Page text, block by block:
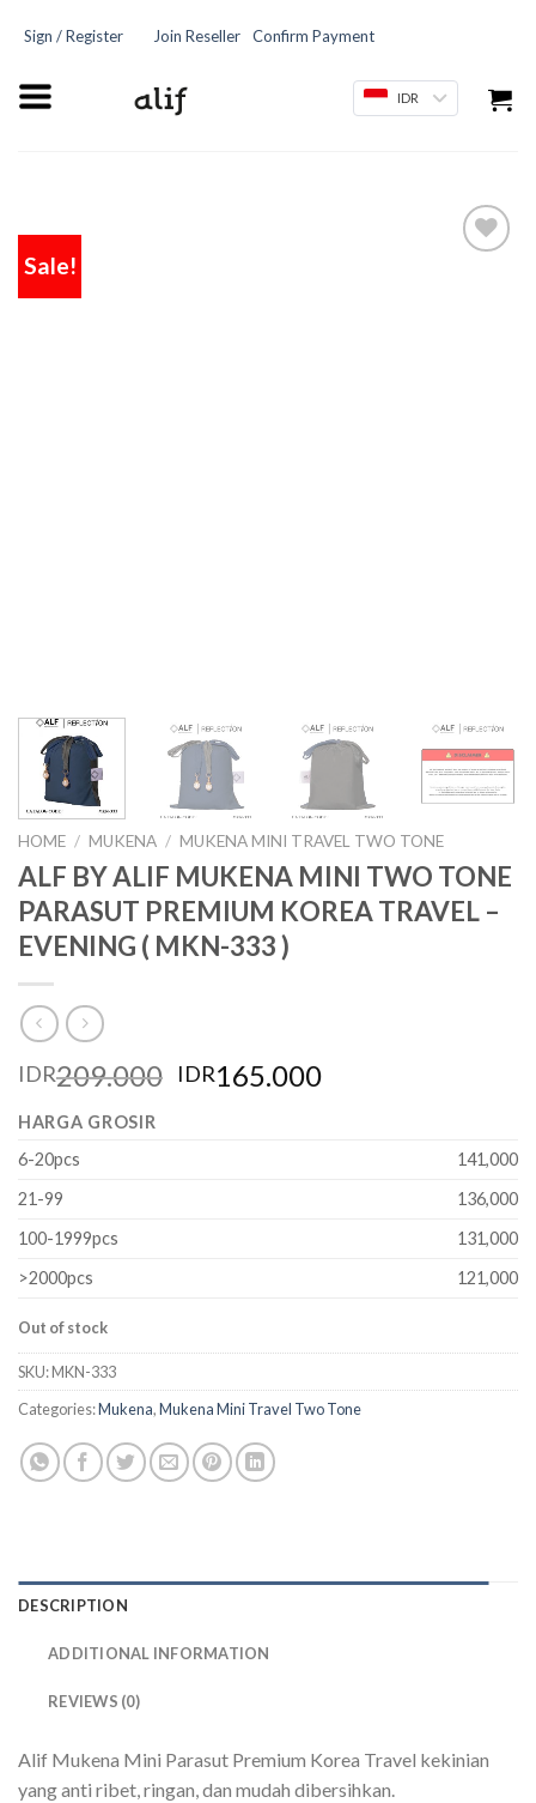
Sign / Register Join Reseller Confirm Payment
IDR
Sale!
HOME / MUKENA / MUKENA MINI TRAVEL TWO TONE
ALF BY ALIF MUKENA MINI TWO TONE
PARASUT PREMIUM KOREA TRAVEL –
EVENING ( MKN-333 )
IDR209.000 IDR165.000
HARGA GROSIR
6-20pcs
141,000
21-99
136,000
100-1999pcs
131,000
>2000pcs
121,000
Out of stock
SKU:MKN-333
Categories:Mukena,Mukena Mini Travel Two Tone
DESCRIPTION
ADDITIONAL INFORMATION
REVIEWS (0)
Alif Mukena Mini Parasut Premium Korea Travel kekinian
yang anti ribet, ringan, dan mudah dibersihkan.